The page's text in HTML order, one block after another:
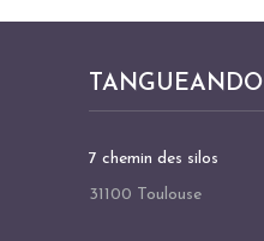
TANGUEANDO
7 chemin des silos
31100 Toulouse